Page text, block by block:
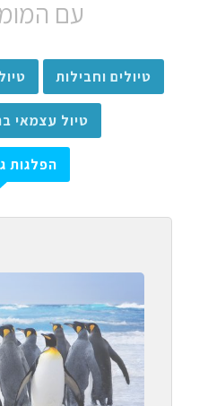
עם
טיולים וחבילות
טיול עצמאי
הפלגות